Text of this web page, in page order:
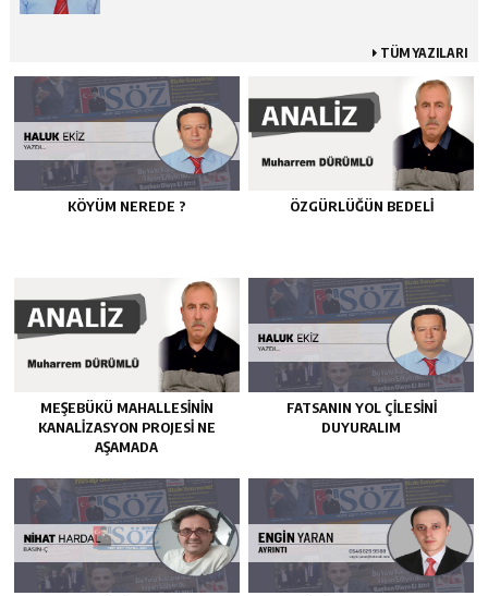
TÜM YAZILARI
KÖYÜM NEREDE ? ÖZGÜRLÜĞÜN BEDELİ
MEŞEBÜKÜ MAHALLESİNİN
KANALİZASYON PROJESİ NE
AŞAMADA
FATSANIN YOL ÇİLESİNİ
DUYURALIM